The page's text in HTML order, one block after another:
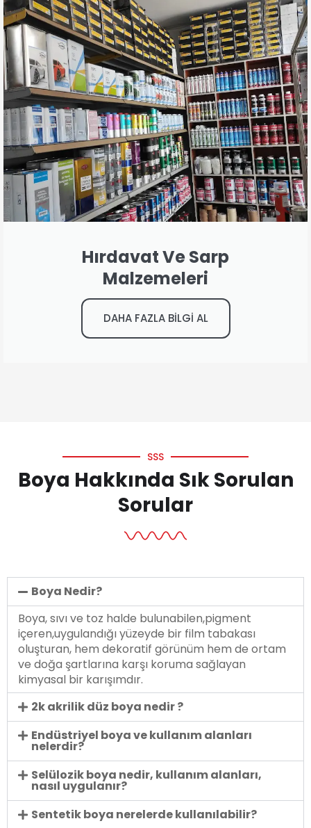
Hırdavat Ve Sarp
Malzemeleri
DAHA FAZLA BİLGİ AL
SSS
Boya Hakkında Sık Sorulan
Sorular
Boya Nedir?
Boya, sıvı ve toz halde bulunabilen,pigment
içeren,uygulandığı yüzeyde bir film tabakası
oluşturan, hem dekoratif görünüm hem de ortam
ve doğa şartlarına karşı koruma sağlayan
kimyasal bir karışımdır.
2k akrilik düz boya nedir ?
Endüstriyel boya ve kullanım alanları
nelerdir?
Selülozik boya nedir, kullanım alanları,
nasıl uygulanır?
Sentetik boya nerelerde kullanılabilir?